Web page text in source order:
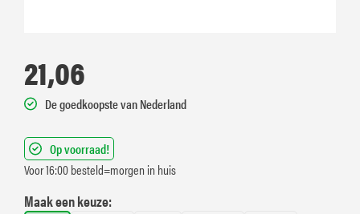
21,06
De goedkoopste van Nederland
Op voorraad!
Voor 16:00 besteld=morgen in huis
Maak een keuze: